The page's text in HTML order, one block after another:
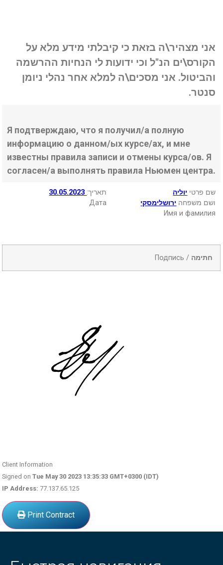
אני מצהיר\ה בזאת כי קיבלתי מידע מלא על
הקורס\ים הנ"ל וכי ידועות לי הנחיות ההרשמה
והביטול. אני מסכים\ה למלא אחר נהלי ניומן
סנטר.
Я подтверждаю, что я получил/а полную
информацию о данном/ых курсе/ах, и мне
известны правила записи и отмены курса/ов. Я
согласен/а выполнять правила Ньюмен центра.
30.05.2023 :תאריך
Дата
שם פרטי יוליה
ושם משפחה ירושלימסקי
Имя и фамилия
Подпись / חתימה
Client Information
Signed onTue May 30 2023 13:35:33 GMT+0300 (IDT)
IP Address: 77.137.65.125
Print Contract